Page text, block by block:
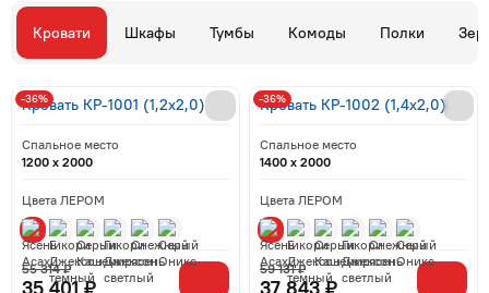
Кровати Шкафы Тумбы Комоды Полки
Кровать КР-1001 (1,2x2,0)
Спальное место
1200 x 2000
Цвета ЛЕРОМ
35 401 ₽
55 314 ₽
-36% Кровать КР-1002 (1,4x2,0)
Спальное место
1400 x 2000
Цвета ЛЕРОМ
37 843 ₽
59 131 ₽
-36%